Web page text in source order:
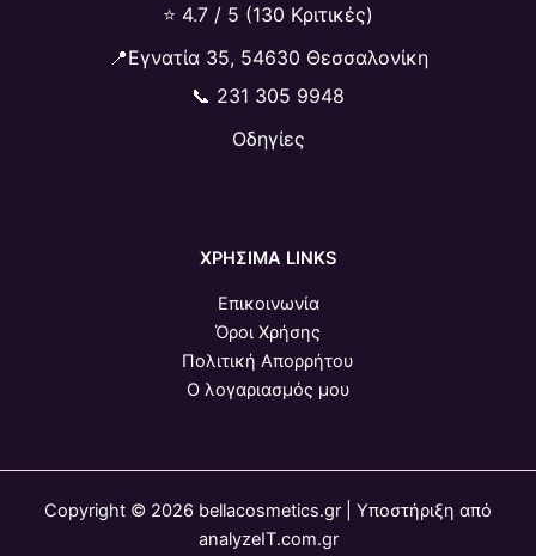
⭐ 4.7 / 5 (130 Κριτικές)
📍Εγνατία 35, 54630 Θεσσαλονίκη
📞 231 305 9948
Οδηγίες
ΧΡΗΣΙΜΑ LINKS
Επικοινωνία
Όροι Χρήσης
Πολιτική Απορρήτου
Ο λογαριασμός μου
Copyright © 2026 bellacosmetics.gr | Υποστήριξη από
analyzeIT.com.gr